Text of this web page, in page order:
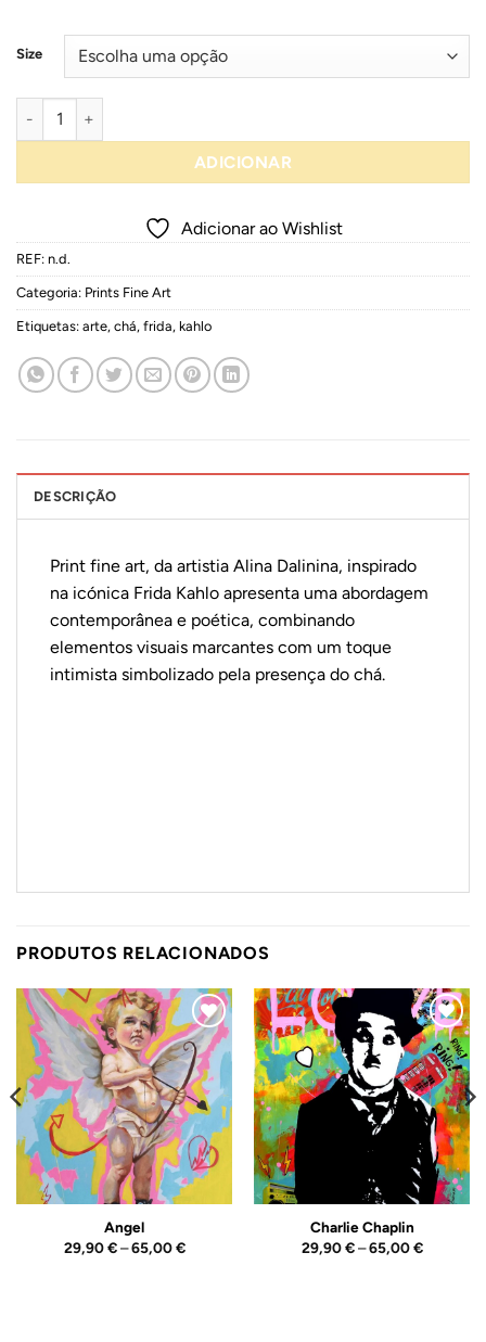
Size
Quantidade de Frida Kahlo "Tea"
ADICIONAR
Adicionar ao Wishlist
REF: n.d.
Categoria: Prints Fine Art
Etiquetas: arte, chá, frida, kahlo
DESCRIÇÃO
Print fine art, da artistia Alina Dalinina, inspirado
na icónica Frida Kahlo apresenta uma abordagem
contemporânea e poética, combinando
elementos visuais marcantes com um toque
intimista simbolizado pela presença do chá.
PRODUTOS RELACIONADOS
Adicionar
ao
Wishlist
Angel
29,90€ – 65,00€Price
Adicionar
ao
Wishlist
Charlie Chaplin
29,90€ – 65,00€Price